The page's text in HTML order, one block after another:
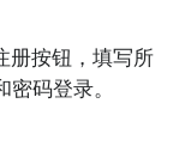
一些独特的特
册按钮，填写所
码登录。